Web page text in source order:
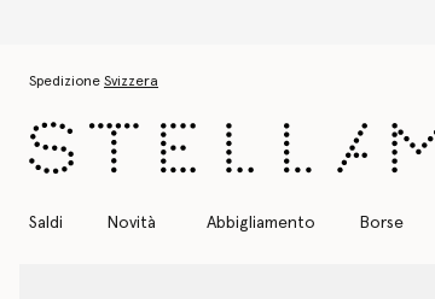
Spedizione Svizzera
Saldi Novità Abbigliamento Borse